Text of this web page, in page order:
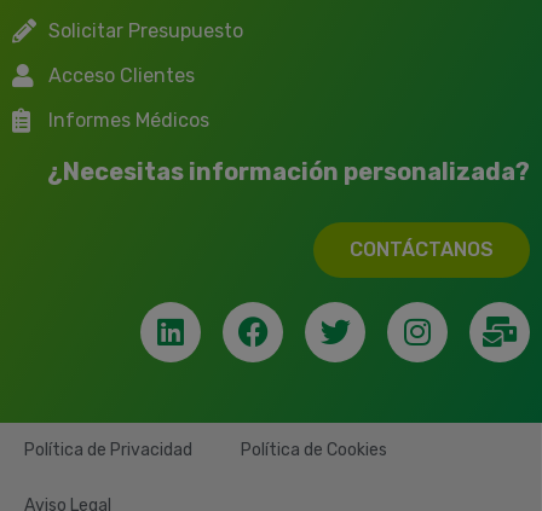
Solicitar Presupuesto
Acceso Clientes
Informes Médicos
¿Necesitas información personalizada?
CONTÁCTANOS
Política de Privacidad Política de Cookies
Aviso Legal